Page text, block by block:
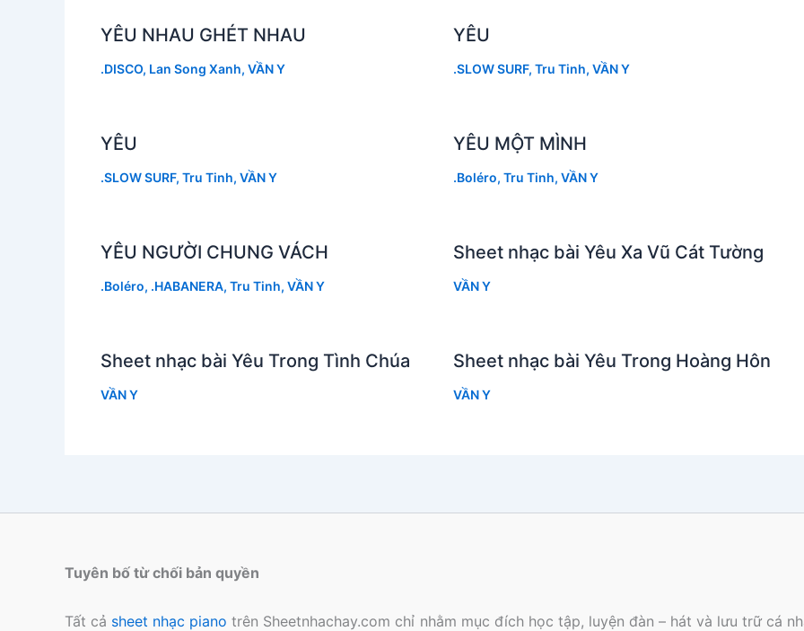
YÊU NHAU GHÉT NHAU
.DISCO, Lan Song Xanh, VẦN Y
YÊU
.SLOW SURF, Tru Tinh, VẦN Y
YÊU
.SLOW SURF, Tru Tinh, VẦN Y
YÊU MỘT MÌNH
.Boléro, Tru Tinh, VẦN Y
YÊU NGƯỜI CHUNG VÁCH
.Boléro, .HABANERA, Tru Tinh, VẦN Y
Sheet nhạc bài Yêu Xa Vũ Cát Tường
VẦN Y
Sheet nhạc bài Yêu Trong Tình Chúa
VẦN Y
Sheet nhạc bài Yêu Trong Hoàng Hôn
VẦN Y
Tuyên bố từ chối bản quyền
Tất cả sheet nhạc pianotrên Sheetnhachay.com chỉ nhằm mục đích học tập, luyện đàn – hát và lưu trữ cá